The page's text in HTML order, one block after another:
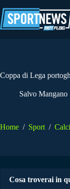
al
contenuto
Coppa di Lega
Salvo Mangano
Home / Sport /
Cosa troverai in